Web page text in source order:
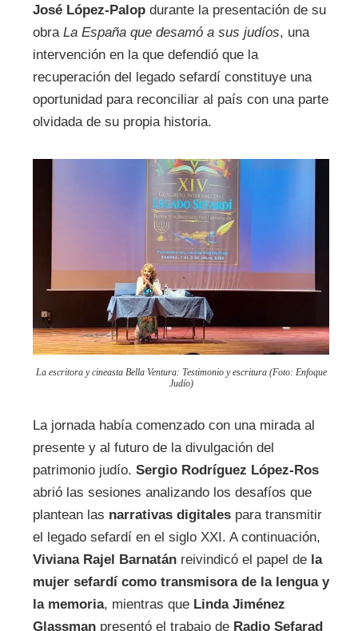
José López-Palopdurante la presentación de su
obra La España que desamó a sus judíos, una
intervención en la que defendió que la
recuperación del legado sefardí constituye una
oportunidad para reconciliar al país con una parte
olvidada de su propia historia.
La escritora y cineasta Bella Ventura: Testimonio y escritura (Foto: Enfoque
Judío)
La jornada había comenzado con una mirada al
presente y al futuro de la divulgación del
patrimonio judío. Sergio Rodríguez López-Ros
abrió las sesiones analizando los desafíos que
plantean las narrativas digitalespara transmitir
el legado sefardí en el siglo XXI. A continuación,
Viviana Rajel Barnatánreivindicó el papel de la
mujer sefardí como transmisora de la lengua y
la memoria, mientras que Linda Jiménez
Glassmanpresentó el trabajo de Radio Sefarad